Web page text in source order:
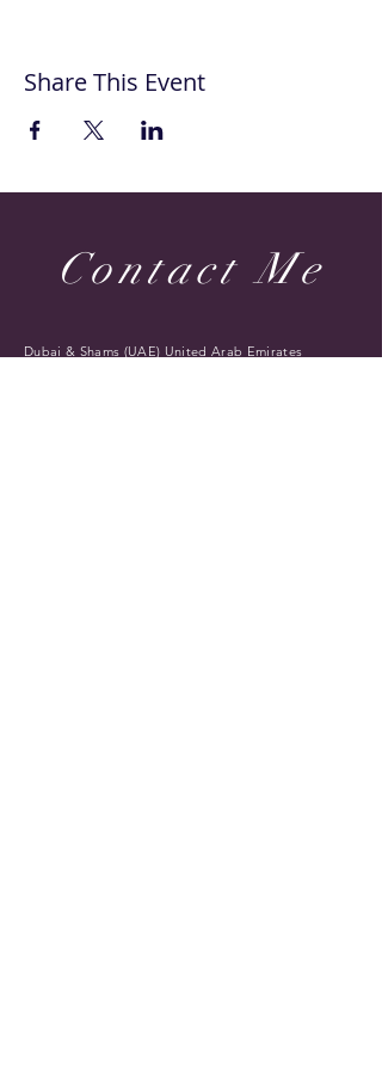
Share This Event
Contact Me
Dubai & Shams (UAE) United Arab Emirates